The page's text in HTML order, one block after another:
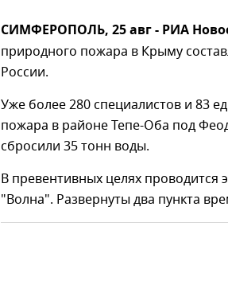
СИМФЕРОПОЛЬ, 25 авг - РИА
природного пожара в Крыму
России.
Уже более 280 специалистов и 83
пожара в районе Тепе-Оба под
сбросили 35 тонн воды.
В превентивных целях проводится
"Волна". Развернуты два пункта